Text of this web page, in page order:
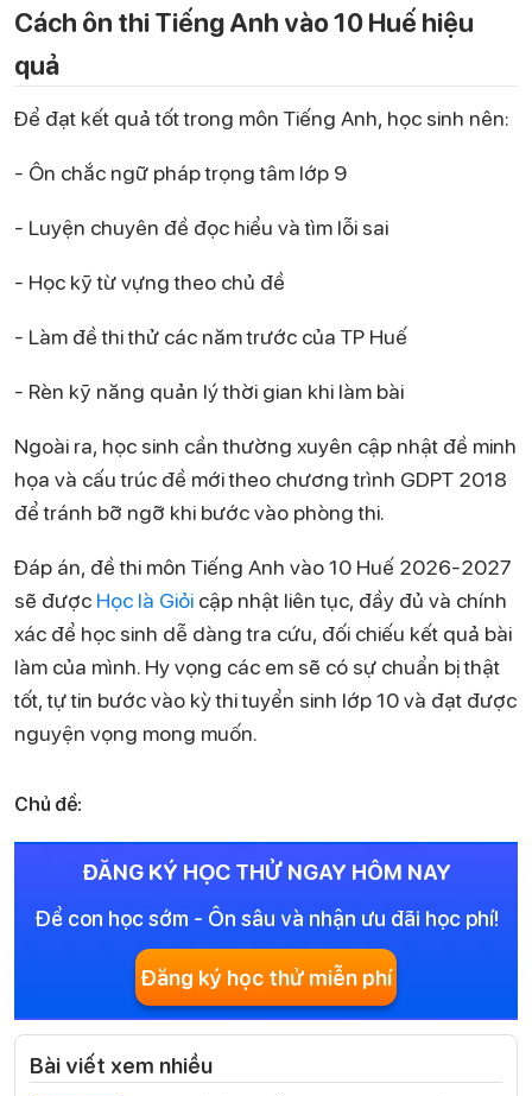
Cách ôn thi Tiếng Anh vào 10 Huế hiệu
quả
Để đạt kết quả tốt trong môn Tiếng Anh, học sinh nên:
- Ôn chắc ngữ pháp trọng tâm lớp 9
- Luyện chuyên đề đọc hiểu và tìm lỗi sai
- Học kỹ từ vựng theo chủ đề
- Làm đề thi thử các năm trước của TP Huế
- Rèn kỹ năng quản lý thời gian khi làm bài
Ngoài ra, học sinh cần thường xuyên cập nhật đề minh
họa và cấu trúc đề mới theo chương trình GDPT 2018
để tránh bỡ ngỡ khi bước vào phòng thi.
Đáp án, đề thi môn Tiếng Anh vào 10 Huế 2026-2027
sẽ được Học là Giỏi cập nhật liên tục, đầy đủ và chính
xác để học sinh dễ dàng tra cứu, đối chiếu kết quả bài
làm của mình. Hy vọng các em sẽ có sự chuẩn bị thật
tốt, tự tin bước vào kỳ thi tuyển sinh lớp 10 và đạt được
nguyện vọng mong muốn.
Chủ đề:
ĐĂNG KÝ HỌC THỬ NGAY HÔM NAY
Để con học sớm - Ôn sâu và nhận ưu đãi học phí!
Đăng ký học thử miễn phí
Bài viết xem nhiều